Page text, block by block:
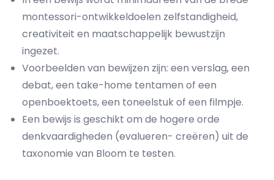
montessori-ontwikkeldoelen zelfstandigheid,
creativiteit en maatschappelijk bewustzijn
ingezet.
Voorbeelden van bewijzen zijn: een verslag, een
debat, een take-home tentamen of een
openboektoets, een toneelstuk of een filmpje.
Een bewijs is geschikt om de hogere orde
denkvaardigheden (evalueren- creëren) uit de
taxonomie van Bloom te testen.